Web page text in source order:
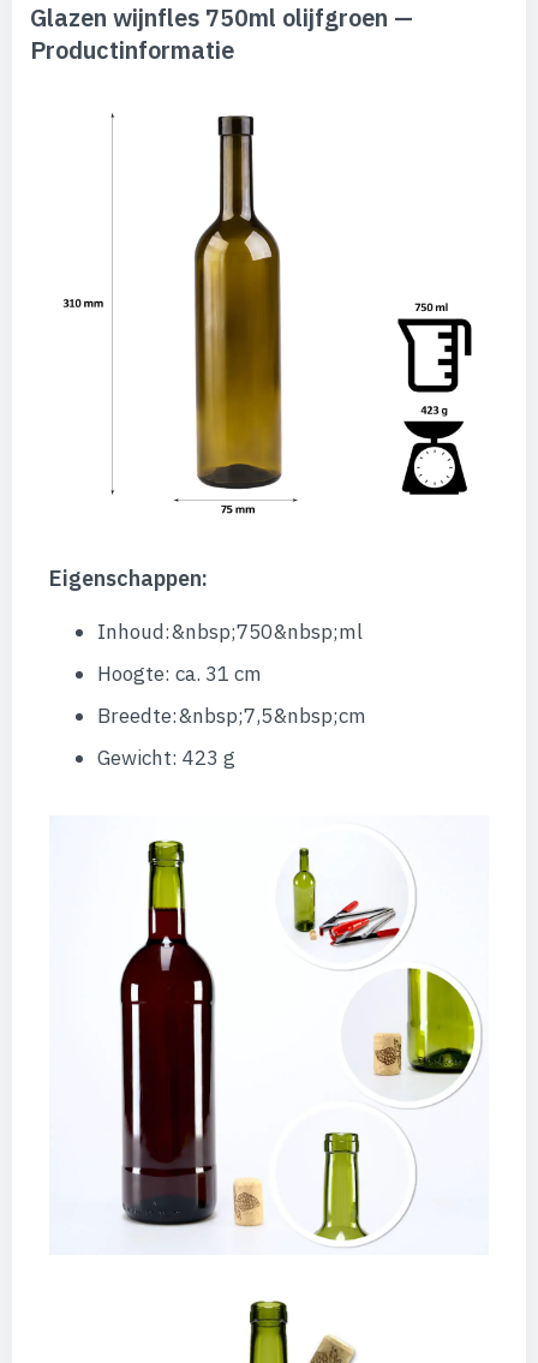
Glazen wijnfles 750ml olijfgroen —
Productinformatie
Eigenschappen:
Inhoud:&nbsp;750&nbsp;ml
Hoogte: ca. 31 cm
Breedte:&nbsp;7,5&nbsp;cm
Gewicht: 423 g